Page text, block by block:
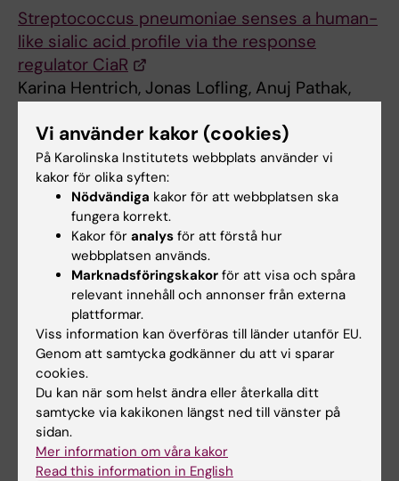
Streptococcus pneumoniae senses a human-
like sialic acid profile via the response
regulator CiaR
Karina Hentrich, Jonas Lofling, Anuj Pathak,
Normark
Cell Host & Microbe, online 1 September 2016,
DOI:
http://dx.doi.org/10.1016/j.chom.2016.07.019
Bakteriologi Immunologi Infektionsmedicin
Uppdaterad av:
Charlotte Brandt 2022-05-10
Dela
Vi använder kakor (cookies)
På Karolinska Institutets webbplats använder vi
kakor för olika syften:
Nödvändiga kakor för att webbplatsen ska
fungera korrekt.
Kakor för analys för att förstå hur
webbplatsen används.
Marknadsföringskakor för att visa och spåra
relevant innehåll och annonser från externa
plattformar.
Viss information kan överföras till länder utanför EU.
Genom att samtycka godkänner du att vi sparar
cookies.
Du kan när som helst ändra eller återkalla ditt
samtycke via kakikonen längst ned till vänster på
sidan.
Mer information om våra kakor
Read this information in English